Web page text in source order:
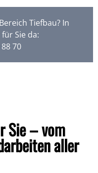
Tiefbau? In
Sie da:
70
Sie – vom
aller